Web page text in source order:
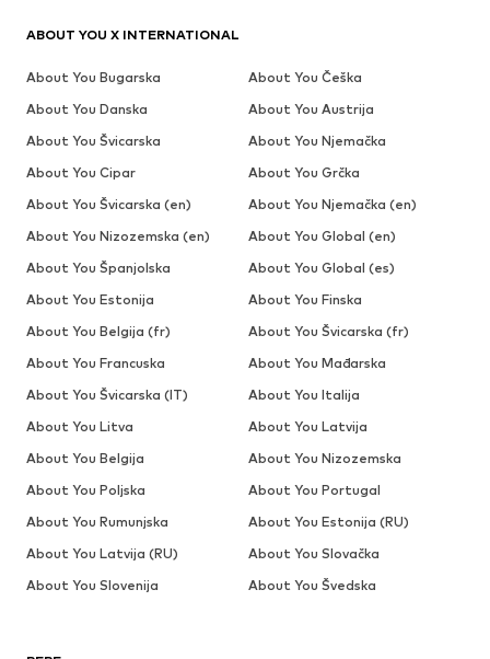
ABOUT YOU X INTERNATIONAL
About You Bugarska
About You Češka
About You Danska
About You Austrija
About You Švicarska
About You Njemačka
About You Cipar
About You Grčka
About You Švicarska (en)
About You Njemačka (en)
About You Nizozemska (en)
About You Global (en)
About You Španjolska
About You Global (es)
About You Estonija
About You Finska
About You Belgija (fr)
About You Švicarska (fr)
About You Francuska
About You Mađarska
About You Švicarska (IT)
About You Italija
About You Litva
About You Latvija
About You Belgija
About You Nizozemska
About You Poljska
About You Portugal
About You Rumunjska
About You Estonija (RU)
About You Latvija (RU)
About You Slovačka
About You Slovenija
About You Švedska